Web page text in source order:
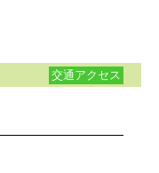
交通アクセス